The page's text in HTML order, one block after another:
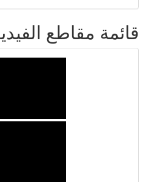
قائمة مقاطع الفيديو